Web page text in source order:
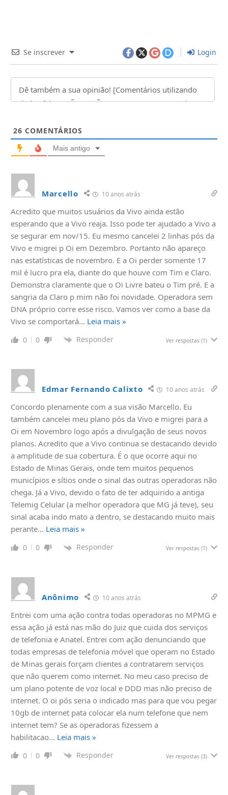
Se inscrever Login
26 COMENTÁRIOS
Mais antigo
Marcello 10 anos atrás
Acredito que muitos usuários da Vivo ainda estão
esperando que a Vivo reaja. Isso pode ter ajudado a Vivo a
se segurar em nov/15. Eu mesmo cancelei 2 linhas pós da
Vivo e migrei p Oi em Dezembro. Portanto não apareço
nas estatísticas de novembro. E a Oi perder somente 17
mil é lucro pra ela, diante do que houve com Tim e Claro.
Demonstra claramente que o Oi Livre bateu o Tim pré. E a
sangria da Claro p mim não foi novidade. Operadora sem
DNA próprio corre esse risco. Vamos ver como a base da
Vivo se comportará… Leia mais »
0 0 Responder Ver respostas (1)
Edmar Fernando Calixto 10 anos atrás
Concordo plenamente com a sua visão Marcello. Eu
também cancelei meu plano pós da Vivo e migrei para a
Oi em Novembro logo após a divulgação de seus novos
planos. Acredito que a Vivo continua se destacando devido
a amplitude de sua cobertura. É o que ocorre aqui no
Estado de Minas Gerais, onde tem muitos pequenos
municípios e sítios onde o sinal das outras operadoras não
chega. Já a Vivo, devido o fato de ter adquirido a antiga
Telemig Celular (a melhor operadora que MG já teve), seu
sinal acaba indo mato a dentro, se destacando muito mais
perante… Leia mais »
0 0 Responder Ver respostas (1)
Anônimo 10 anos atrás
Entrei com uma ação contra todas operadoras no MPMG e
essa ação já está nas mão do Juiz que cuida dos serviços
de telefonia e Anatel. Entrei com ação denunciando que
todas empresas de telefonia móvel que operam no Estado
de Minas gerais forçam clientes a contratarem serviços
que não querem como internet. No meu caso preciso de
um plano potente de voz local e DDD mas não preciso de
internet. O oi pós seria o indicado mas para que vou pegar
10gb de internet pata colocar ela num telefone que nem
internet tem? Se as operadoras fizessem a
habilitacao… Leia mais »
0 0 Responder Ver respostas (3)